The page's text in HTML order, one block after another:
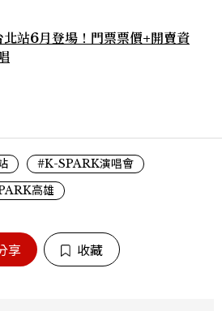
站6月登場！門票票價+開賣資
#K-SPARK演唱會
高雄
享 收藏